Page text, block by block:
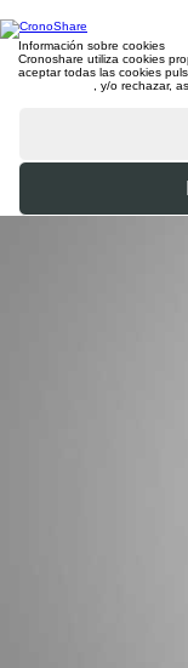
Información sobre cookies
Cronoshare utiliza cookies
aceptar todas las cookies
, y/o rechazar,